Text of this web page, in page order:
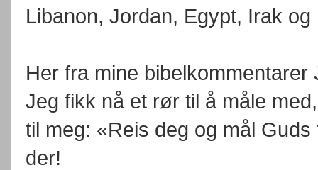
Libanon, Jordan, Egypt, Irak og
Her fra mine
Jeg fikk nå et rør til å måle
til meg: «Reis deg og mål
der!